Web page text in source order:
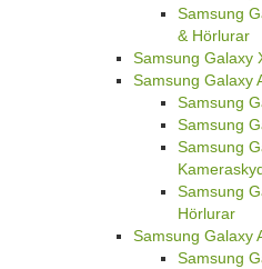
Samsung
& Hörlurar
Samsung Galaxy
Samsung Galaxy
Samsung
Samsung
Samsung
Samsung
Hörlurar
Samsung Galaxy
Samsung